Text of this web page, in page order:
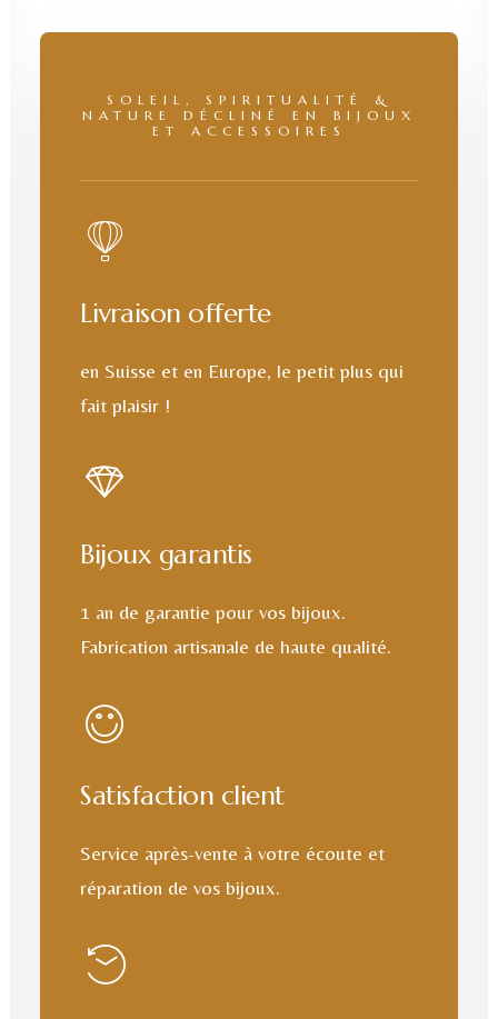
SOLEIL, SPIRITUALITÉ &
NATURE DÉCLINÉ EN BIJOUX
ET ACCESSOIRES
Livraison offerte
en Suisse et en Europe, le petit plus qui
fait plaisir !
Bijoux garantis
1 an de garantie pour vos bijoux.
Fabrication artisanale de haute qualité.
Satisfaction client
Service après-vente à votre écoute et
réparation de vos bijoux.